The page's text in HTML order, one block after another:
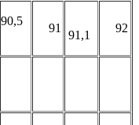
90,5
91
91,1
92